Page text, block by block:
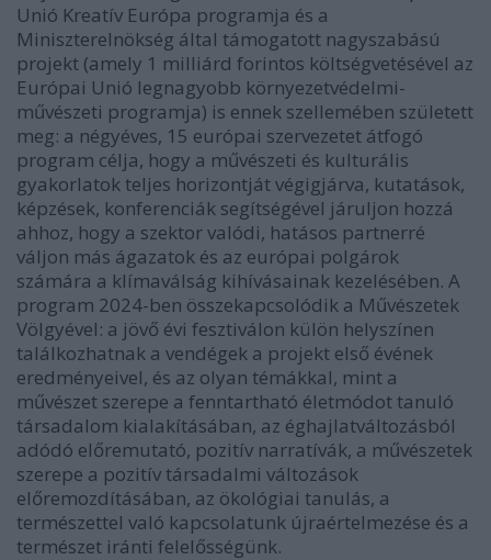
Unió Kreatív Európa programja és a
Miniszterelnökség által támogatott nagyszabású
projekt (amely 1 milliárd forintos költségvetésével az
Európai Unió legnagyobb környezetvédelmi-
művészeti programja) is ennek szellemében született
meg: a négyéves, 15 európai szervezetet átfogó
program célja, hogy a művészeti és kulturális
gyakorlatok teljes horizontját végigjárva, kutatások,
képzések, konferenciák segítségével járuljon hozzá
ahhoz, hogy a szektor valódi, hatásos partnerré
váljon más ágazatok és az európai polgárok
számára a klímaválság kihívásainak kezelésében. A
program 2024-ben összekapcsolódik a Művészetek
Völgyével: a jövő évi fesztiválon külön helyszínen
találkozhatnak a vendégek a projekt első évének
eredményeivel, és az olyan témákkal, mint a
művészet szerepe a fenntartható életmódot tanuló
társadalom kialakításában, az éghajlatváltozásból
adódó előremutató, pozitív narratívák, a művészetek
szerepe a pozitív társadalmi változások
előremozdításában, az ökológiai tanulás, a
természettel való kapcsolatunk újraértelmezése és a
természet iránti felelősségünk.